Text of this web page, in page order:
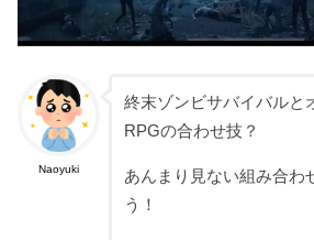
Naoyuki
終末ゾンビサバイバルと
RPGの合わせ技？
あんまり見ない組み合わ
う！